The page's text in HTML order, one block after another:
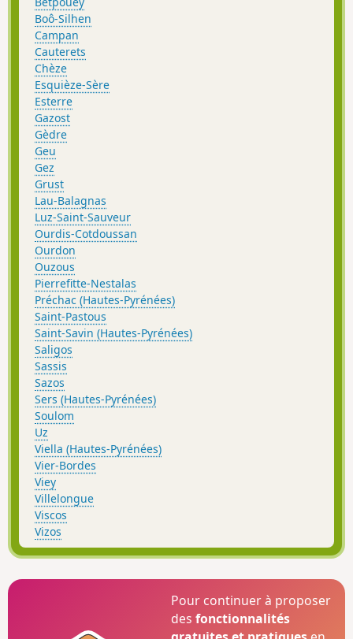
Boô-Silhen
Campan
Cauterets
Chèze
Esquièze-Sère
Esterre
Gazost
Gèdre
Geu
Gez
Grust
Lau-Balagnas
Luz-Saint-Sauveur
Ourdis-Cotdoussan
Ourdon
Ouzous
Pierrefitte-Nestalas
Préchac (Hautes-Pyrénées)
Saint-Pastous
Saint-Savin (Hautes-Pyrénées)
Saligos
Sassis
Sazos
Sers (Hautes-Pyrénées)
Soulom
Uz
Viella (Hautes-Pyrénées)
Vier-Bordes
Viey
Villelongue
Viscos
Vizos
Pour continuer à proposer
desfonctionnalités